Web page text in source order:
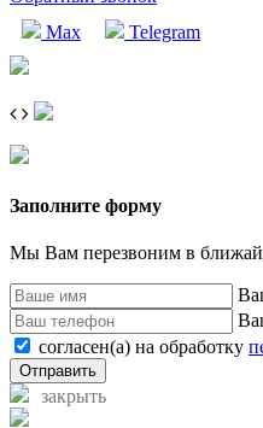
Max
Telegram
Заполните форму
Мы Вам перезвоним в
согласен(а) на обработку
Отправить
закрыть